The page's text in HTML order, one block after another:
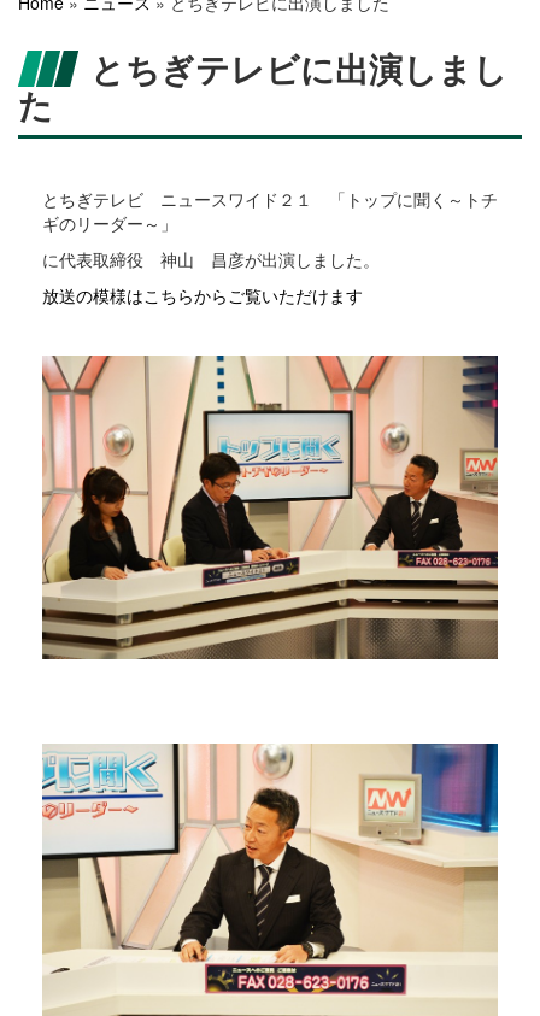
とちぎテレビに出演しまし
た
とちぎテレビ ニュースワイド２１ 「トップに聞く～トチ
ギのリーダー～」
に代表取締役 神山 昌彦が出演しました。
放送の模様はこちらからご覧いただけます